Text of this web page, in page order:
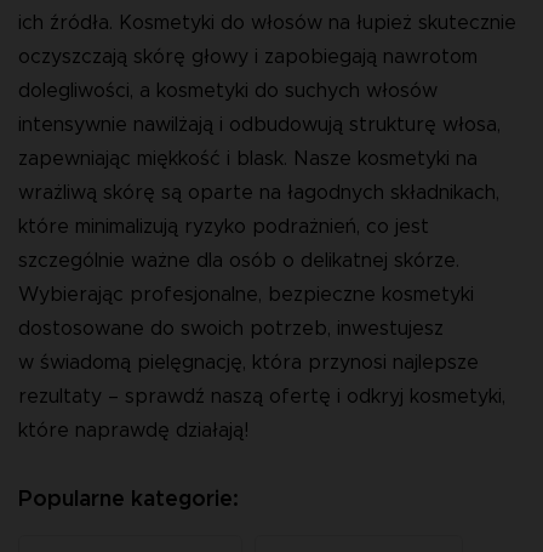
ich źródła. Kosmetyki do włosów na łupież skutecznie
oczyszczają skórę głowy i zapobiegają nawrotom
dolegliwości, a kosmetyki do suchych włosów
intensywnie nawilżają i odbudowują strukturę włosa,
zapewniając miękkość i blask. Nasze kosmetyki na
wrażliwą skórę są oparte na łagodnych składnikach,
które minimalizują ryzyko podrażnień, co jest
szczególnie ważne dla osób o delikatnej skórze.
Wybierając profesjonalne, bezpieczne kosmetyki
dostosowane do swoich potrzeb, inwestujesz
w świadomą pielęgnację, która przynosi najlepsze
rezultaty – sprawdź naszą ofertę i odkryj kosmetyki,
które naprawdę działają!
Popularne kategorie: